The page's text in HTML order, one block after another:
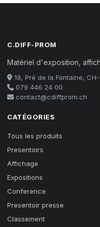
C.DIFF-PROM
Matériel d'exposition,
19, Pré de la Fontaine,
079 446 24 00
contact@cdiffprom.ch
CATÉGORIES
Tous les produits
Presentoirs
Affichage
Expositions
Conference
Presentoir presse
Classement